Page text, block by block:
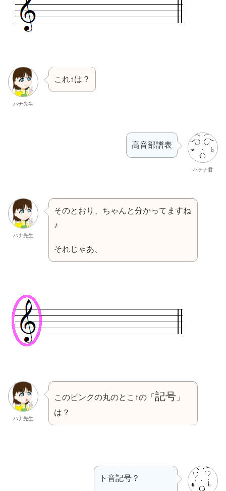
ハナ先生
これ↑は？
ハテナ君
高音部譜表
ハナ先生
そのとおり、ちゃんと分かってますね
♪
それじゃあ、
ハナ先生
このピンクの丸のとこ↑の「 記号 」
は？
ト音記号？